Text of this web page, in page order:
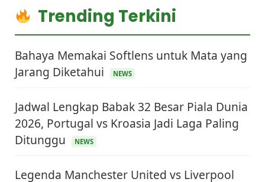
Trending Terkini
Bahaya Memakai Softlens untuk Mata yang
Jarang Diketahui
NEWS
Jadwal Lengkap Babak 32 Besar Piala Dunia
2026, Portugal vs Kroasia Jadi Laga Paling
Ditunggu
NEWS
Legenda Manchester United vs Liverpool